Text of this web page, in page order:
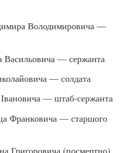
Володимировича —
— сержанта
— солдата
— штаб-сержанта
Франковича — старшого
(посмертно)